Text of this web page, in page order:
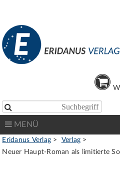

MENÜ
Eridanus Verlag
Verlag
Neuer Haupt-Roman als limitierte